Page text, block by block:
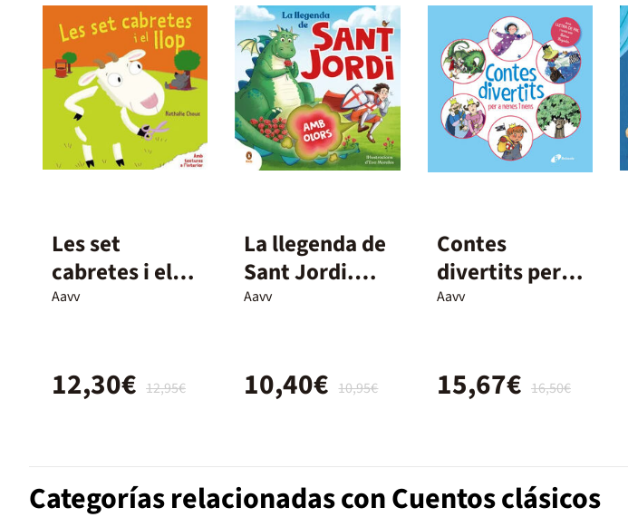
Les set
cabretes i el
llop
Aavv
12,95€
12,30€
La llegenda de
Sant Jordi.
Amb olors!
Aavv
10,95€
10,40€
Contes
divertits per a
nenes i nens
Aavv
16,50€
15,67€
Categorías relacionadas con Cuentos clásicos